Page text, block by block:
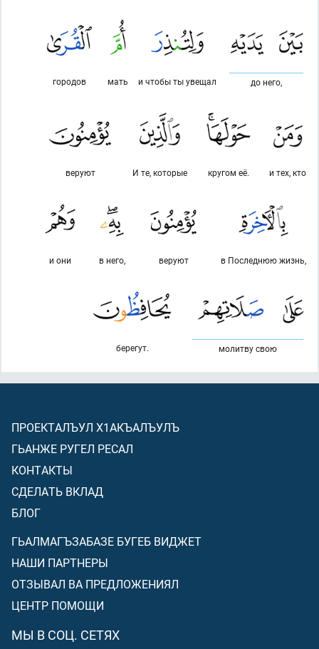
до него,
и чтобы ты увещал
мать
городов
и тех, кто
кругом её.
И те, которые
веруют
в Последнюю жизнь,
веруют
в него,
и они
молитву свою
берегут.
ПРОЕКТАЛЪУЛ Х1АКЪАЛЪУЛЪ
ГЬАНЖЕ РУГЕЛ РЕСАЛ
КОНТАКТЫ
СДЕЛАТЬ ВКЛАД
БЛОГ
ГЬАЛМАГЪЗАБАЗЕ БУГЕБ ВИДЖЕТ
НАШИ ПАРТНЕРЫ
ОТЗЫВАЛ ВА ПРЕДЛОЖЕНИЯЛ
ЦЕНТР ПОМОЩИ
МЫ В СОЦ. СЕТЯХ